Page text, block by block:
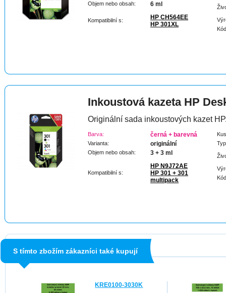
Objem nebo obsah: 6 ml
Kompatibilní s:
HP CH564EE
HP 301XL
Inkoustová kazeta HP
Originální sada inkoustových kazet
Barva: černá + barevná
Varianta: originální
Objem nebo obsah: 3 + 3 ml
Kompatibilní s:
HP N9J72AE
HP 301 + 301
multipack
S tímto zbožím zákazníci také kupují
KRE0100-3030K